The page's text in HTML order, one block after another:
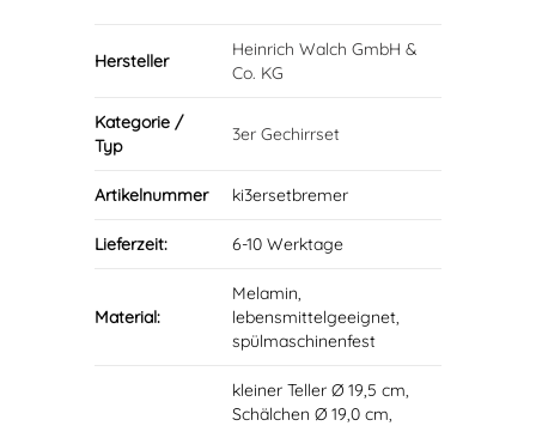
Hersteller
Heinrich Walch GmbH &
Co. KG
Kategorie /
Typ
3er Gechirrset
Artikelnummer ki3ersetbremer
Lieferzeit: 6-10 Werktage
Material:
Melamin,
lebensmittelgeeignet,
spülmaschinenfest
kleiner Teller Ø 19,5 cm,
Schälchen Ø 19,0 cm,